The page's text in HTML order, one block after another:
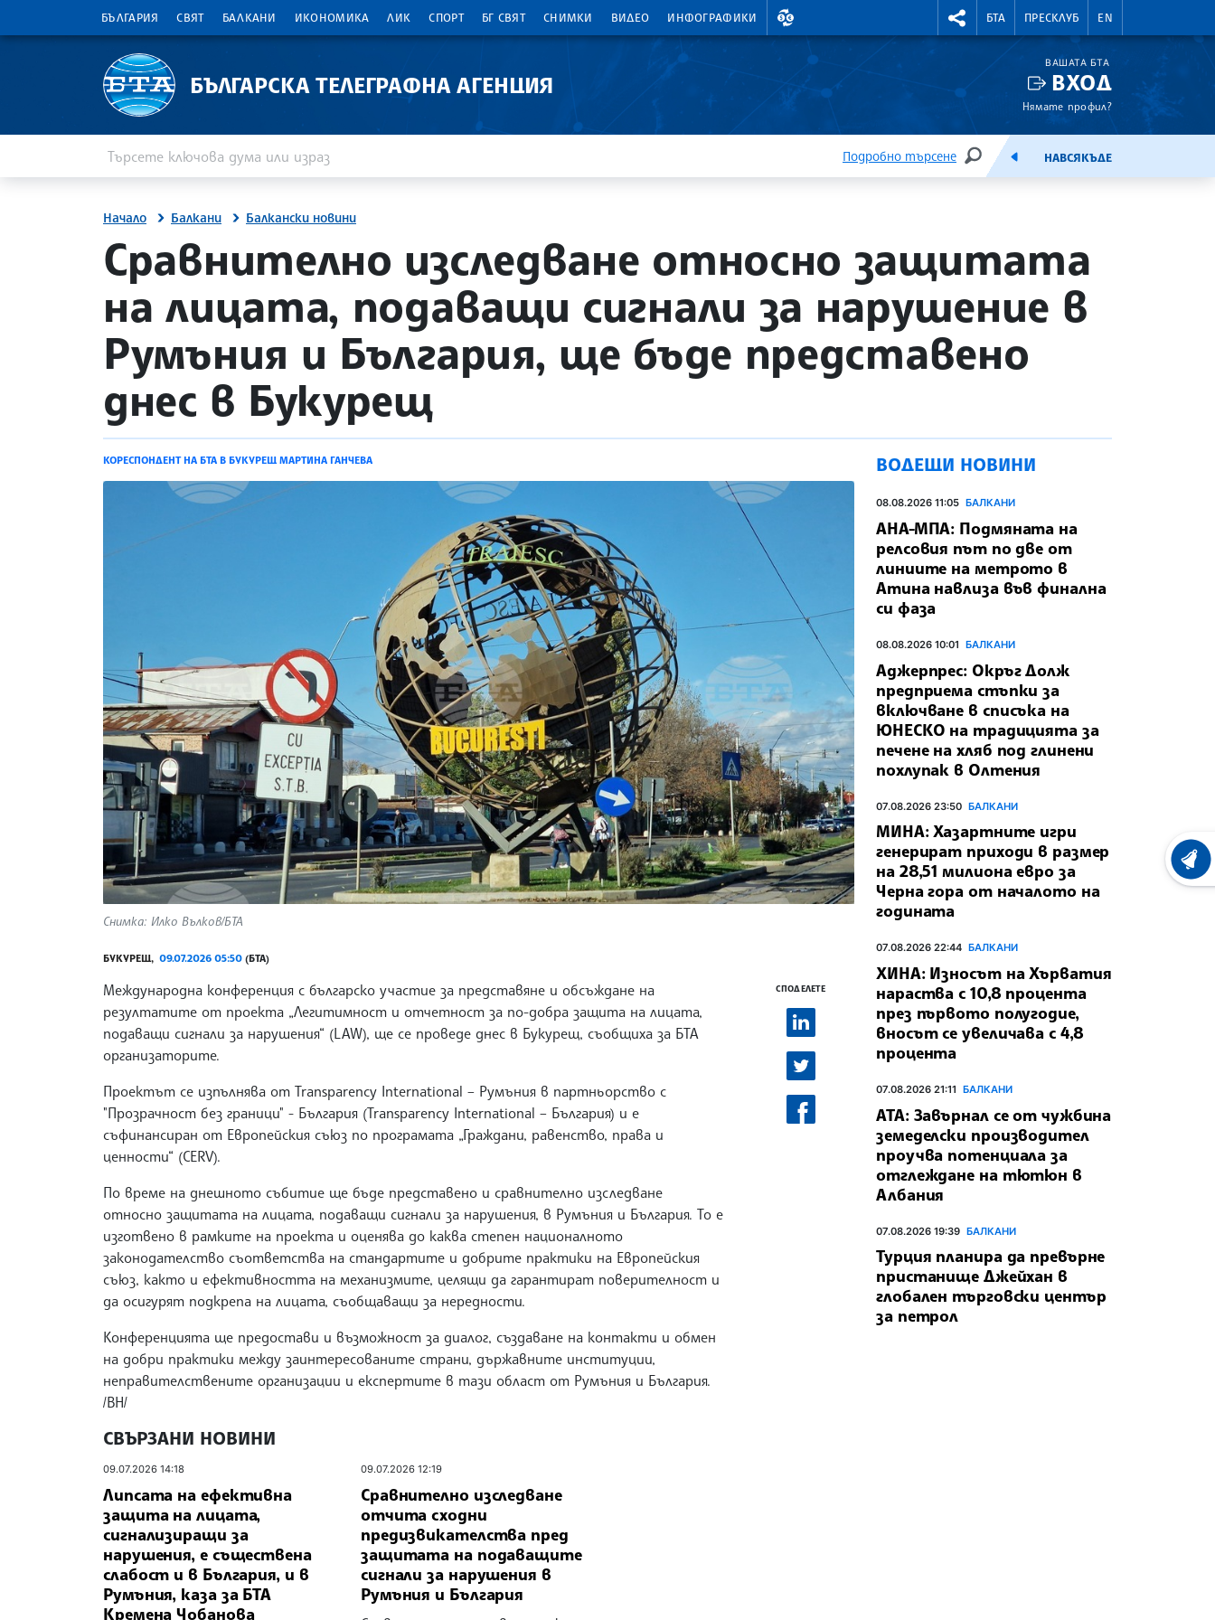
БЪЛГАРИЯ СВЯТ БАЛКАНИ ИКОНОМИКА ЛИК СПОРТ БГ СВЯТ СНИМКИ ВИДЕО ИНФОГРАФИКИ
ВАЛУТНИ КУРСОВЕ RIGHTMENU.SOCIAL
БТА ПРЕСКЛУБ EN
БЪЛГАРСКА ТЕЛЕГРАФНА АГЕНЦИЯ
ВАШАТА БТА
ВХОД
Нямате профил?
Подробно търсене
ТЪРСЕНЕЕМИСИЯНАВСЯКЪДЕ
Начало Балкани Балкански новини
site.bta
Сравнително изследване относно защитата
на лицата, подаващи сигнали за нарушение в
Румъния и България, ще бъде представено
днес в Букурещ
КОРЕСПОНДЕНТ НА БТА В БУКУРЕЩ МАРТИНА ГАНЧЕВА
Снимка: Илко Вълков/БТА
БУКУРЕЩ, 09.07.2026 05:50 (БТА)
Международна конференция с българско участие за представяне и обсъждане на
резултатите от проекта „Легитимност и отчетност за по-добра защита на лицата,
подаващи сигнали за нарушения“ (LAW), ще се проведе днес в Букурещ, съобщиха за БТА
организаторите.
Проектът се изпълнява от Transparency International – Румъния в партньорство с
"Прозрачност без граници" - България (Transparency International – България) и е
съфинансиран от Европейския съюз по програмата „Граждани, равенство, права и
ценности“ (CERV).
По време на днешното събитие ще бъде представено и сравнително изследване
относно защитата на лицата, подаващи сигнали за нарушения, в Румъния и България. То е
изготвено в рамките на проекта и оценява до каква степен националното
законодателство съответства на стандартите и добрите практики на Европейския
съюз, както и ефективността на механизмите, целящи да гарантират поверителност и
да осигурят подкрепа на лицата, съобщаващи за нередности.
Конференцията ще предостави и възможност за диалог, създаване на контакти и обмен
на добри практики между заинтересованите страни, държавните институции,
неправителствените организации и експертите в тази област от Румъния и България.
/ВН/
СПОДЕЛЕТЕ
СВЪРЗАНИ НОВИНИ
09.07.2026 14:18
Липсата на ефективна
защита на лицата,
сигнализиращи за
нарушения, е съществена
слабост и в България, и в
Румъния, каза за БТА
Кремена Чобанова
09.07.2026 12:19
Сравнително изследване
отчита сходни
предизвикателства пред
защитата на подаващите
сигнали за нарушения в
Румъния и България
ВОДЕЩИ НОВИНИ
08.08.2026 11:05 БАЛКАНИ
АНА-МПА: Подмяната на
релсовия път по две от
линиите на метрото в
Атина навлиза във финална
си фаза
08.08.2026 10:01 БАЛКАНИ
Аджерпрес: Окръг Долж
предприема стъпки за
включване в списъка на
ЮНЕСКО на традицията за
печене на хляб под глинени
похлупак в Олтения
07.08.2026 23:50 БАЛКАНИ
МИНА: Хазартните игри
генерират приходи в размер
на 28,51 милиона евро за
Черна гора от началото на
годината
07.08.2026 22:44 БАЛКАНИ
ХИНА: Износът на Хърватия
нараства с 10,8 процента
през първото полугодие,
вносът се увеличава с 4,8
процента
07.08.2026 21:11 БАЛКАНИ
АТА: Завърнал се от чужбина
земеделски производител
проучва потенциала за
отглеждане на тютюн в
Албания
07.08.2026 19:39 БАЛКАНИ
Турция планира да превърне
пристанище Джейхан в
глобален търговски център
за петрол